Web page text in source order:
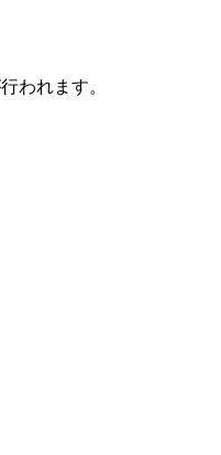
われます。